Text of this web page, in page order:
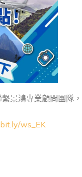
景鴻專業顧問團隊，
ws_EK